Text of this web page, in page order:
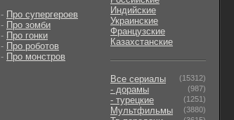
- Про супергероев
- Про зомби
- Про гонки
- Про роботов
- Про монстров
Индийские
Украинские
Французские
Казахстанские
Все сериалы (15312)
- дорамы (987)
- турецкие (1251)
Мультфильмы (3880)